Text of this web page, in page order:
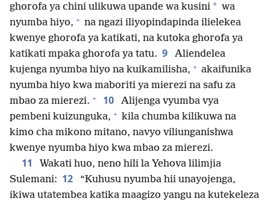
ghorofa ya chini ulikuwa upande wa kusini * wa
nyumba hiyo, + na ngazi iliyopindapinda ilielekea
kwenye ghorofa ya katikati, na kutoka ghorofa ya
katikati mpaka ghorofa ya tatu. 9
Aliendelea
kujenga nyumba hiyo na kuikamilisha, + akaifunika
nyumba hiyo kwa maboriti ya mierezi na safu za
mbao za mierezi. + 10
Alijenga vyumba vya
pembeni kuizunguka, + kila chumba kilikuwa na
kimo cha mikono mitano, navyo viliunganishwa
kwenye nyumba hiyo kwa mbao za mierezi.
11
Wakati huo, neno hili la Yehova lilimjia
Sulemani: 12
“Kuhusu nyumba hii unayojenga,
ikiwa utatembea katika maagizo yangu na kutekeleza